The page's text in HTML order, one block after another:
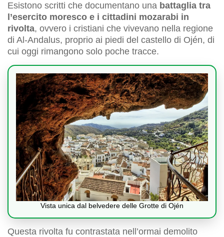
Esistono scritti che documentano una battaglia tra
l’esercito moresco e i cittadini mozarabi in
rivolta, ovvero i cristiani che vivevano nella regione
di Al-Andalus, proprio ai piedi del castello di Ojén, di
cui oggi rimangono solo poche tracce.
Vista unica dal belvedere delle Grotte di Ojén
Questa rivolta fu contrastata nell’ormai demolito